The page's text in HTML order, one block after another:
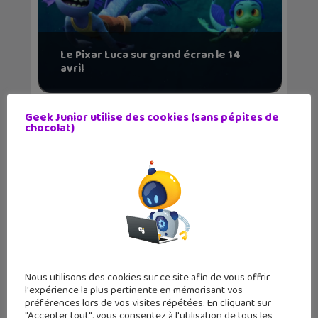
Le Pixar Luca sur grand écran le 14
avril
Geek Junior utilise des cookies (sans pépites de
chocolat)
Nous utilisons des cookies sur ce site afin de vous offrir
l'expérience la plus pertinente en mémorisant vos
préférences lors de vos visites répétées. En cliquant sur